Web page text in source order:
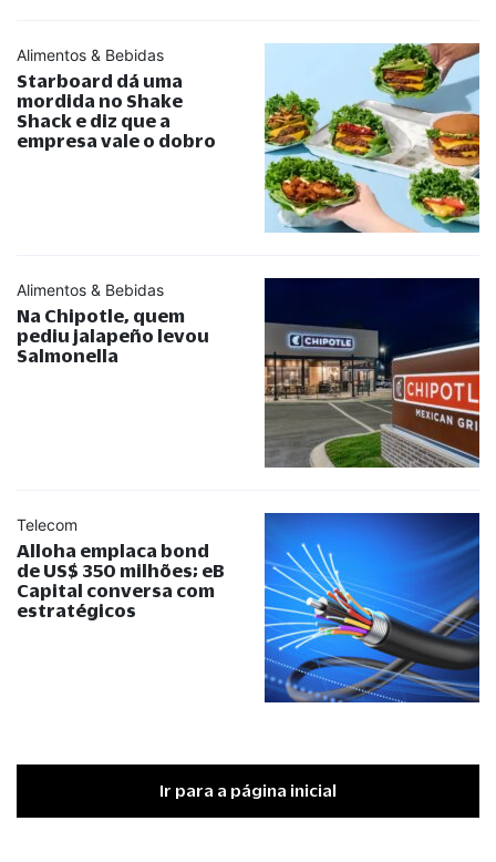
Alimentos & Bebidas
Starboard dá uma
mordida no Shake
Shack e diz que a
empresa vale o dobro
Alimentos & Bebidas
Na Chipotle, quem
pediu jalapeño levou
Salmonella
Telecom
Alloha emplaca bond
de US$ 350 milhões; eB
Capital conversa com
estratégicos
Ir para a página inicial